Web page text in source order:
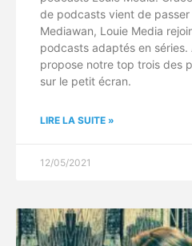
de podcasts vient de
Mediawan, Louie Media
podcasts adaptés en
propose notre top trois des
sur le petit écran.
LIRE LA SUITE »
12/05/2021